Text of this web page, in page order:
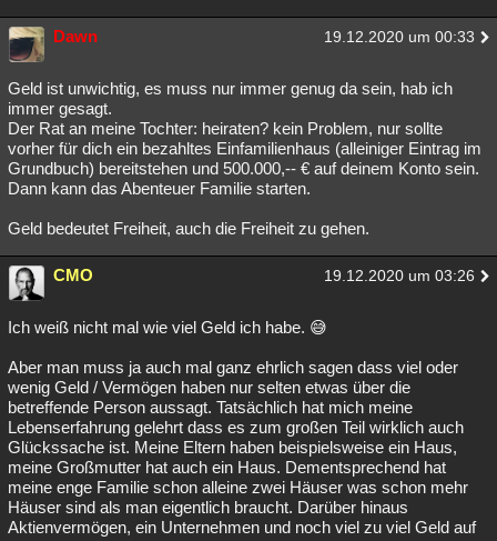
Dawn 19.12.2020 um 00:33
Geld ist unwichtig, es muss nur immer genug da sein, hab ich
immer gesagt.
Der Rat an meine Tochter: heiraten? kein Problem, nur sollte
vorher für dich ein bezahltes Einfamilienhaus (alleiniger Eintrag im
Grundbuch) bereitstehen und 500.000,-- € auf deinem Konto sein.
Dann kann das Abenteuer Familie starten.
Geld bedeutet Freiheit, auch die Freiheit zu gehen.
CMO 19.12.2020 um 03:26
Ich weiß nicht mal wie viel Geld ich habe. 😅
Aber man muss ja auch mal ganz ehrlich sagen dass viel oder
wenig Geld / Vermögen haben nur selten etwas über die
betreffende Person aussagt. Tatsächlich hat mich meine
Lebenserfahrung gelehrt dass es zum großen Teil wirklich auch
Glückssache ist. Meine Eltern haben beispielsweise ein Haus,
meine Großmutter hat auch ein Haus. Dementsprechend hat
meine enge Familie schon alleine zwei Häuser was schon mehr
Häuser sind als man eigentlich braucht. Darüber hinaus
Aktienvermögen, ein Unternehmen und noch viel zu viel Geld auf